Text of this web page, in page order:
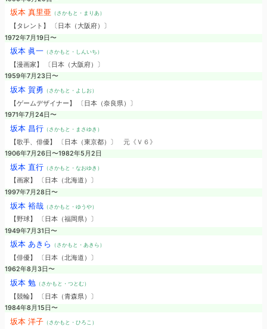
坂本 真里亜 （さかもと・まりあ）
【タレント】 〔日本（大阪府）〕
1972年7月19日〜
坂本 眞一（さかもと・しんいち）
【漫画家】 〔日本（大阪府）〕
1959年7月23日〜
坂本 賀勇 （さかもと・よしお）
【ゲームデザイナー】 〔日本（奈良県）〕
1971年7月24日〜
坂本 昌行（さかもと・まさゆき）
【歌手、俳優】 〔日本（東京都）〕 元《Ｖ６》
1906年7月26日〜1982年5月2日
坂本 直行（さかもと・なおゆき）
【画家】 〔日本（北海道）〕
1997年7月28日〜
坂本 裕哉（さかもと・ゆうや）
【野球】 〔日本（福岡県）〕
1949年7月31日〜
坂本 あきら （さかもと・あきら）
【俳優】 〔日本（北海道）〕
1962年8月3日〜
坂本 勉（さかもと・つとむ）
【競輪】 〔日本（青森県）〕
1984年8月15日〜
坂本 洋子（さかもと・ひろこ）